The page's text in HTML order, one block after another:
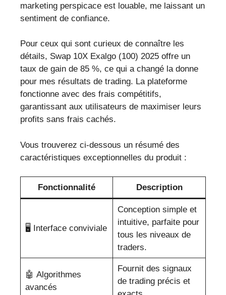
marketing perspicace est louable, me laissant un
sentiment de confiance.
Pour ceux qui sont curieux de connaître les
détails, Swap 10X Exalgo (100) 2025 offre un
taux de gain de 85 %, ce qui a changé la donne
pour mes résultats de trading. La plateforme
fonctionne avec des frais compétitifs,
garantissant aux utilisateurs de maximiser leurs
profits sans frais cachés.
Vous trouverez ci-dessous un résumé des
caractéristiques exceptionnelles du produit :
Fonctionnalité Description
🖥️ Interface conviviale
Conception simple et
intuitive, parfaite pour
tous les niveaux de
traders.
🤖 Algorithmes
avancés
Fournit des signaux
de trading précis et